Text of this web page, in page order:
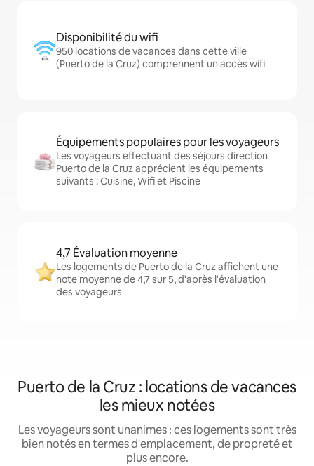
Disponibilité du wifi
950 locations de vacances dans cette ville
(Puerto de la Cruz) comprennent un accès wifi
Équipements populaires pour les voyageurs
Les voyageurs effectuant des séjours direction
Puerto de la Cruz apprécient les équipements
suivants : Cuisine, Wifi et Piscine
4,7 Évaluation moyenne
Les logements de Puerto de la Cruz affichent une
note moyenne de 4,7 sur 5, d'après l'évaluation
des voyageurs
Puerto de la Cruz : locations de vacances
les mieux notées
Les voyageurs sont unanimes : ces logements sont très
bien notés en termes d'emplacement, de propreté et
plus encore.